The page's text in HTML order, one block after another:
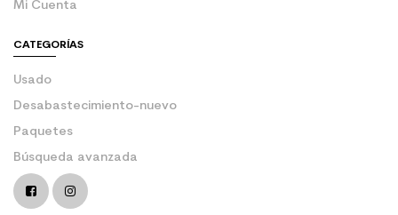
Mi Cuenta
CATEGORÍAS
Usado
Desabastecimiento-nuevo
Paquetes
Búsqueda avanzada